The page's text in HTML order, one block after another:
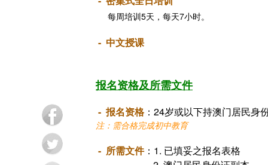
每周培训5天，每天7小时。
- 中文授课
报名资格及所需文件
- 报名资格：24岁或以下持澳门居民身
注：需合格完成初中教育
- 所需文件：1. 已填妥之报名表格